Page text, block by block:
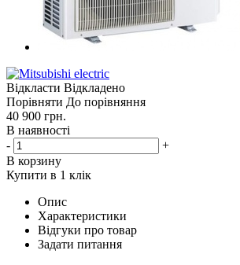
Відкласти Відкладено
Порівняти До порівняння
40 900 грн.
В наявності
-
+
В корзину
Купити в 1 клік
Опис
Характеристики
Відгуки про товар
Задати питання